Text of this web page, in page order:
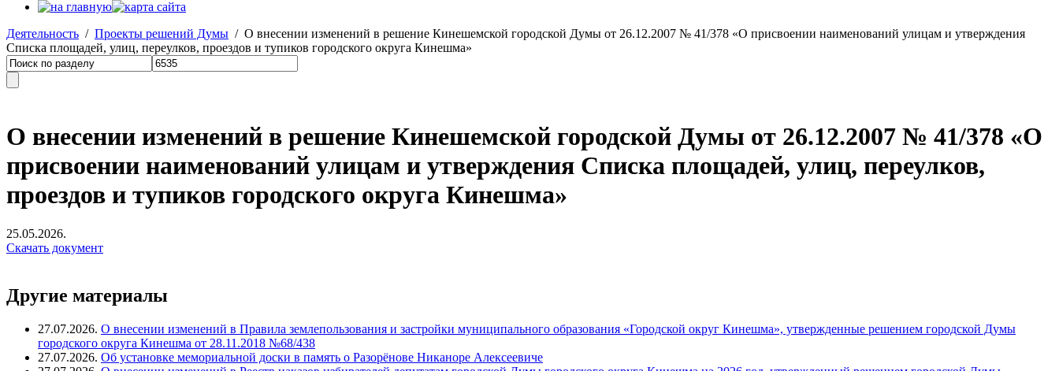
Деятельность / Проекты решений Думы / О внесении изменений в решение Кинешемской городской Думы от 26.12.2007 № 41/378 «О присвоении наименований улицам и утверждения
Списка площадей, улиц, переулков, проездов и тупиков городского округа Кинешма»
О внесении изменений в решение Кинешемской городской Думы от 26.12.2007 № 41/378 «О
присвоении наименований улицам и утверждения Списка площадей, улиц, переулков,
проездов и тупиков городского округа Кинешма»
25.05.2026.
Скачать документ
Другие материалы
27.07.2026. О внесении изменений в Правила землепользования и застройки муниципального образования «Городской округ Кинешма», утвержденные решением городской Думы
городского округа Кинешма от 28.11.2018 №68/438
27.07.2026. Об установке мемориальной доски в память о Разорёнове Никаноре Алексеевиче